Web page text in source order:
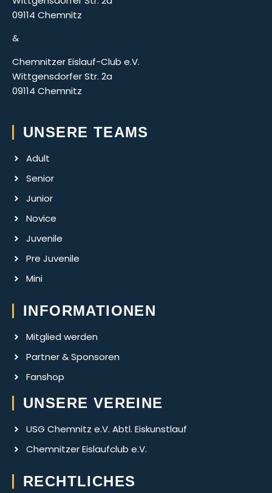
09114 Chemnitz
&
Chemnitzer Eislauf-Club e.V.
Wittgensdorfer Str. 2a
09114 Chemnitz
UNSERE TEAMS
Adult
Senior
Junior
Novice
Juvenile
Pre Juvenile
Mini
INFORMATIONEN
Mitglied werden
Partner & Sponsoren
Fanshop
UNSERE VEREINE
USG Chemnitz e.V. Abtl. Eiskunstlauf
Chemnitzer Eislaufclub e.V.
RECHTLICHES